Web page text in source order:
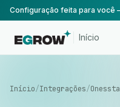
Início
Início/Integrações/Onessta